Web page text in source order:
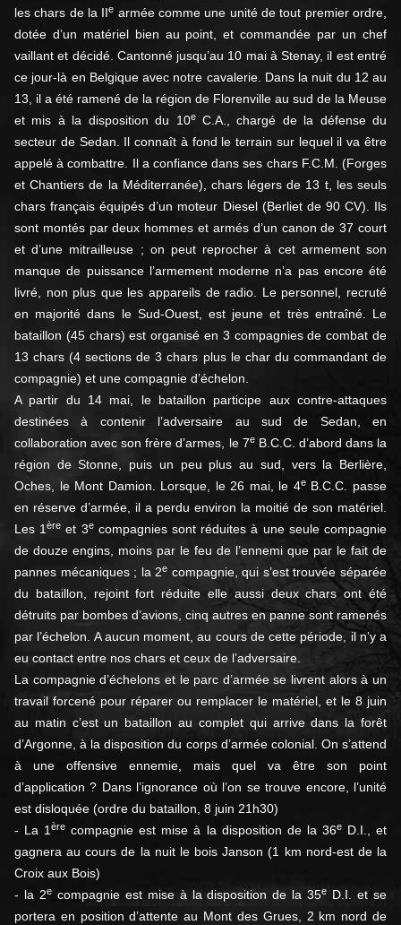
les chars de la IIe armée comme une unité de tout premier ordre,
dotée d’un matériel bien au point, et commandée par un chef
vaillant et décidé. Cantonné jusqu’au 10 mai à Stenay, il est entré
ce jour-là en Belgique avec notre cavalerie. Dans la nuit du 12 au
13, il a été ramené de la région de Florenville au sud de la Meuse
et mis à la disposition du 10eC.A., chargé de la défense du
secteur de Sedan. Il connaît à fond le terrain sur lequel il va être
appelé à combattre. Il a confiance dans ses chars F.C.M. (Forges
et Chantiers de la Méditerranée), chars légers de 13 t, les seuls
chars français équipés d’un moteur Diesel (Berliet de 90 CV). Ils
sont montés par deux hommes et armés d’un canon de 37 court
et d’une mitrailleuse ; on peut reprocher à cet armement son
manque de puissance l’armement moderne n’a pas encore été
livré, non plus que les appareils de radio. Le personnel, recruté
en majorité dans le Sud-Ouest, est jeune et très entraîné. Le
bataillon (45 chars) est organisé en 3 compagnies de combat de
13 chars (4 sections de 3 chars plus le char du commandant de
compagnie) et une compagnie d’échelon.
A partir du 14 mai, le bataillon participe aux contre-attaques
destinées à contenir l’adversaire au sud de Sedan, en
collaboration avec son frère d’armes, le 7eB.C.C. d’abord dans la
région de Stonne, puis un peu plus au sud, vers la Berlière,
Oches, le Mont Damion. Lorsque, le 26 mai, le 4eB.C.C. passe
en réserve d’armée, il a perdu environ la moitié de son matériel.
Les 1ère et 3ecompagnies sont réduites à une seule compagnie
de douze engins, moins par le feu de l’ennemi que par le fait de
pannes mécaniques ; la 2e compagnie, qui s’est trouvée séparée
du bataillon, rejoint fort réduite elle aussi deux chars ont été
détruits par bombes d’avions, cinq autres en panne sont ramenés
par l’échelon. A aucun moment, au cours de cette période, il n’y a
eu contact entre nos chars et ceux de l’adversaire.
La compagnie d’échelons et le parc d’armée se livrent alors à un
travail forcené pour réparer ou remplacer le matériel, et le 8 juin
au matin c’est un bataillon au complet qui arrive dans la forêt
d’Argonne, à la disposition du corps d’armée colonial. On s’attend
à une offensive ennemie, mais quel va être son point
d’application ? Dans l’ignorance où l’on se trouve encore, l’unité
est disloquée (ordre du bataillon, 8 juin 21h30)
- La 1ère compagnie est mise à la disposition de la 36eD.I., et
gagnera au cours de la nuit le bois Janson (1 km nord-est de la
Croix aux Bois)
- la 2ecompagnie est mise à la disposition de la 35e D.I. et se
portera en position d’attente au Mont des Grues, 2 km nord de